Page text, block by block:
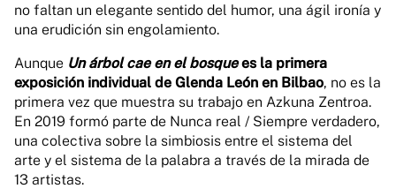
no faltan un elegante sentido del humor, una ágil ironía y
una erudición sin engolamiento.
Aunque Un árbol cae en el bosque es la primera
exposición individual de Glenda León en Bilbao, no es la
primera vez que muestra su trabajo en Azkuna Zentroa.
En 2019 formó parte de Nunca real / Siempre verdadero,
una colectiva sobre la simbiosis entre el sistema del
arte y el sistema de la palabra a través de la mirada de
13 artistas.